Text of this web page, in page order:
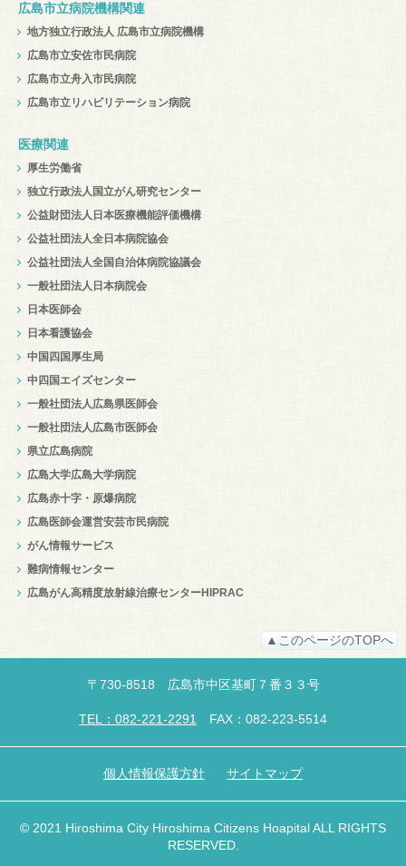
広島市立病院機構関連
地方独立行政法人 広島市立病院機構
広島市立安佐市民病院
広島市立舟入市民病院
広島市立リハビリテーション病院
医療関連
厚生労働省
独立行政法人国立がん研究センター
公益財団法人日本医療機能評価機構
公益社団法人全日本病院協会
公益社団法人全国自治体病院協議会
一般社団法人日本病院会
日本医師会
日本看護協会
中国四国厚生局
中四国エイズセンター
一般社団法人広島県医師会
一般社団法人広島市医師会
県立広島病院
広島大学広島大学病院
広島赤十字・原爆病院
広島医師会運営安芸市民病院
がん情報サービス
難病情報センター
広島がん高精度放射線治療センターHIPRAC
▲このページのTOPへ
〒 730-8518 広島市中区基町７番３３号
TEL：082-221-2291 FAX：082-223-5514
個人情報保護方針 サイトマップ
© 2021 Hiroshima City Hiroshima Citizens Hoapital ALL RIGHTS
RESERVED.